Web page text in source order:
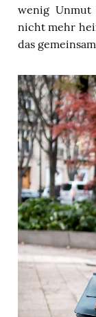
wenig
nicht mehr
das